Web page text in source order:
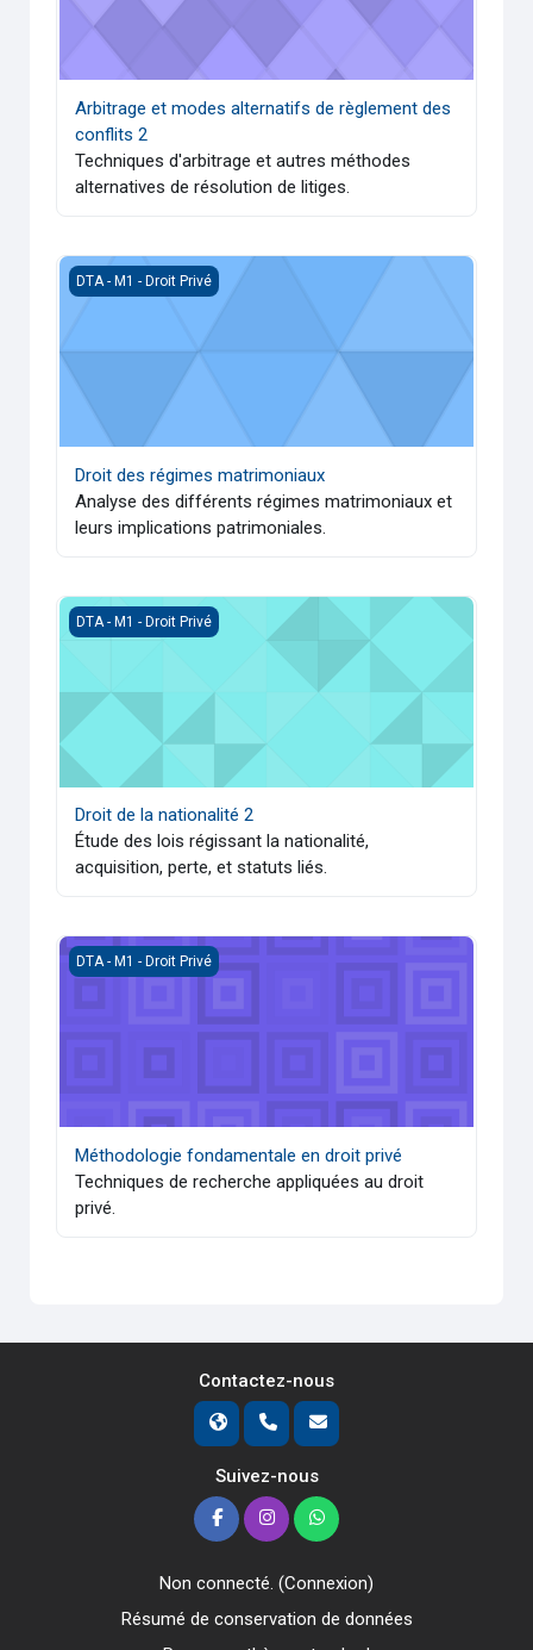
Arbitrage et modes alternatifs de règlement des
conflits 2
Techniques d'arbitrage et autres méthodes
alternatives de résolution de litiges.
Droit des régimes matrimoniaux
DTA - M1 - Droit Privé
Droit des régimes matrimoniaux
Analyse des différents régimes matrimoniaux et
leurs implications patrimoniales.
Droit de la nationalité 2
DTA - M1 - Droit Privé
Droit de la nationalité 2
Étude des lois régissant la nationalité,
acquisition, perte, et statuts liés.
Méthodologie fondamentale en droit privé
DTA - M1 - Droit Privé
Méthodologie fondamentale en droit privé
Techniques de recherche appliquées au droit
privé.
Contactez-nous
Suivez-nous
Non connecté. (Connexion)
Résumé de conservation de données